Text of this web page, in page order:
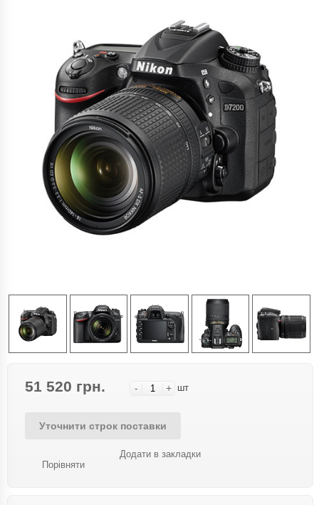
51 520 грн. - + шт
Уточнити строк поставки
Порівняти
Додати в закладки